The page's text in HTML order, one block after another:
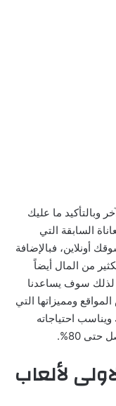
وبالتأكيد ما عليك
السابقة التي
أونلاين، فبالإضافة
من المال أيضاً
لذلك سوف يساعدنا
ومميزاتها التي
احتياجاته
80%.
لألعاب